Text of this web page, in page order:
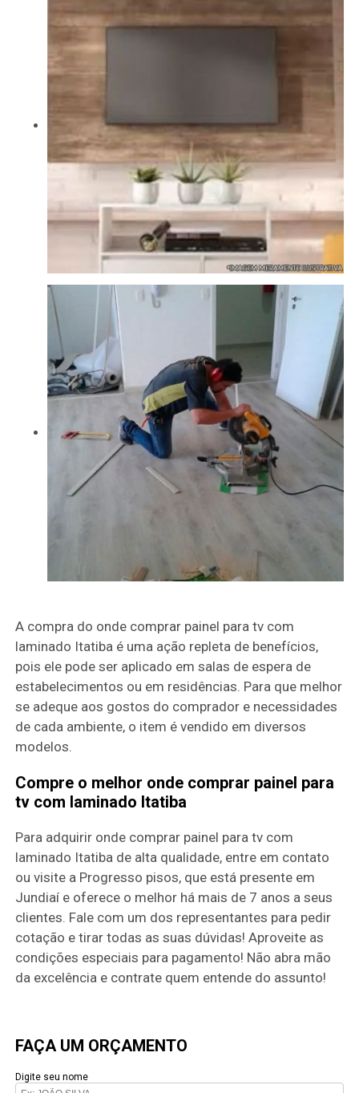
A compra do onde comprar painel para tv com
laminado Itatiba é uma ação repleta de benefícios,
pois ele pode ser aplicado em salas de espera de
estabelecimentos ou em residências. Para que melhor
se adeque aos gostos do comprador e necessidades
de cada ambiente, o item é vendido em diversos
modelos.
Compre o melhor onde comprar painel para
tv com laminado Itatiba
Para adquirir onde comprar painel para tv com
laminado Itatiba de alta qualidade, entre em contato
ou visite a Progresso pisos, que está presente em
Jundiaí e oferece o melhor há mais de 7 anos a seus
clientes. Fale com um dos representantes para pedir
cotação e tirar todas as suas dúvidas! Aproveite as
condições especiais para pagamento! Não abra mão
da excelência e contrate quem entende do assunto!
FAÇA UM ORÇAMENTO
Digite seu nome